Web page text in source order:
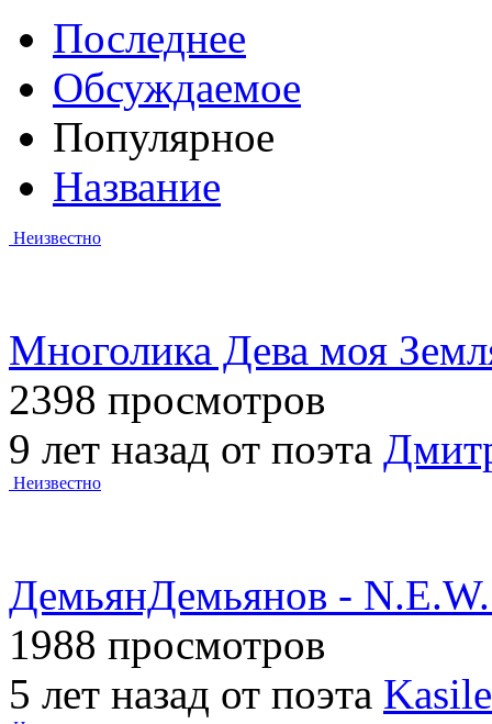
Последнее
Обсуждаемое
Популярное
Название
Неизвестно
Многолика Дева моя
2398 просмотров
9 лет назад от поэта
Неизвестно
ДемьянДемьянов -
1988 просмотров
5 лет назад от поэта